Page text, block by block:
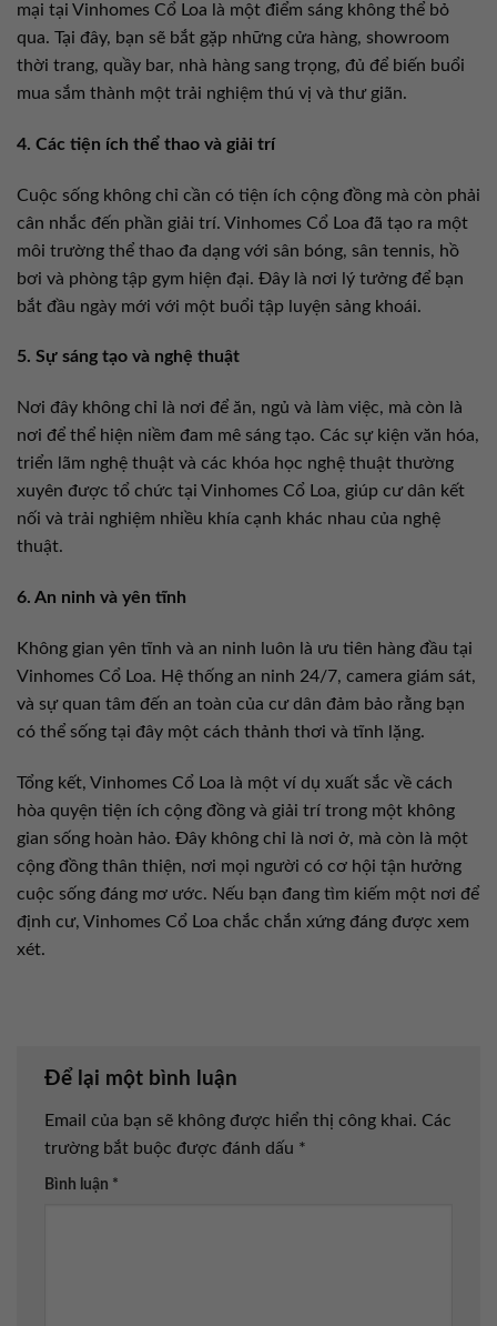
mại tại Vinhomes Cổ Loa là một điểm sáng không thể bỏ
qua. Tại đây, bạn sẽ bắt gặp những cửa hàng, showroom
thời trang, quầy bar, nhà hàng sang trọng, đủ để biến buổi
mua sắm thành một trải nghiệm thú vị và thư giãn.
4. Các tiện ích thể thao và giải trí
Cuộc sống không chỉ cần có tiện ích cộng đồng mà còn phải
cân nhắc đến phần giải trí. Vinhomes Cổ Loa đã tạo ra một
môi trường thể thao đa dạng với sân bóng, sân tennis, hồ
bơi và phòng tập gym hiện đại. Đây là nơi lý tưởng để bạn
bắt đầu ngày mới với một buổi tập luyện sảng khoái.
5. Sự sáng tạo và nghệ thuật
Nơi đây không chỉ là nơi để ăn, ngủ và làm việc, mà còn là
nơi để thể hiện niềm đam mê sáng tạo. Các sự kiện văn hóa,
triển lãm nghệ thuật và các khóa học nghệ thuật thường
xuyên được tổ chức tại Vinhomes Cổ Loa, giúp cư dân kết
nối và trải nghiệm nhiều khía cạnh khác nhau của nghệ
thuật.
6. An ninh và yên tĩnh
Không gian yên tĩnh và an ninh luôn là ưu tiên hàng đầu tại
Vinhomes Cổ Loa. Hệ thống an ninh 24/7, camera giám sát,
và sự quan tâm đến an toàn của cư dân đảm bảo rằng bạn
có thể sống tại đây một cách thảnh thơi và tĩnh lặng.
Tổng kết, Vinhomes Cổ Loa là một ví dụ xuất sắc về cách
hòa quyện tiện ích cộng đồng và giải trí trong một không
gian sống hoàn hảo. Đây không chỉ là nơi ở, mà còn là một
cộng đồng thân thiện, nơi mọi người có cơ hội tận hưởng
cuộc sống đáng mơ ước. Nếu bạn đang tìm kiếm một nơi để
định cư, Vinhomes Cổ Loa chắc chắn xứng đáng được xem
xét.
Để lại một bình luận
Email của bạn sẽ không được hiển thị công khai. Các
trường bắt buộc được đánh dấu *
Bình luận *